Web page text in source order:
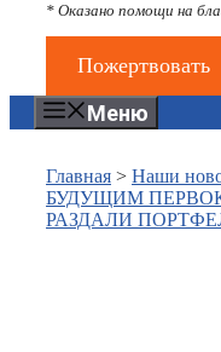
* Оказано помощи на
Пожертвовать
Меню
Главная > Наши
БУДУЩИМ
РАЗДАЛИ